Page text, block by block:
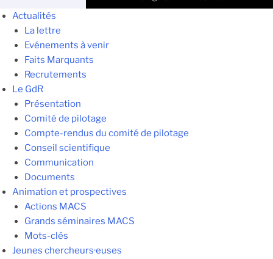
Actualités
La lettre
Evénements à venir
Faits Marquants
Recrutements
Le GdR
Présentation
Comité de pilotage
Compte-rendus du comité de pilotage
Conseil scientifique
Communication
Documents
Animation et prospectives
Actions MACS
Grands séminaires MACS
Mots-clés
Jeunes chercheurs·euses